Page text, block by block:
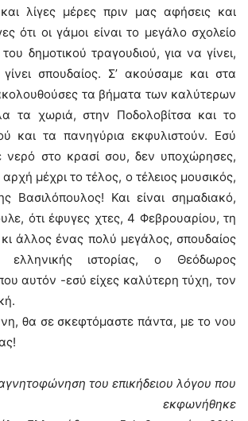
λίγες μέρες πριν μας αφήσεις και
ότι οι γάμοι είναι το μεγάλο σχολείο
δημοτικού τραγουδιού, για να γίνει,
σπουδαίος. Σ’ ακούσαμε και στα
τα βήματα των καλύτερων
τα χωριά, στην Ποδολοβίτσα και το
και τα πανηγύρια εκφυλιστούν. Εσύ
νερό στο κρασί σου, δεν υποχώρησες,
μέχρι το τέλος, ο τέλειος μουσικός,
Βασιλόπουλος! Και είναι σημαδιακό,
ότι έφυγες χτες, 4 Φεβρουαρίου, τη
άλλος ένας πολύ μεγάλος, σπουδαίος
ιστορίας, ο Θεόδωρος
αυτόν -εσύ είχες καλύτερη τύχη, τον
θα σε σκεφτόμαστε πάντα, με το νου
του επικήδειου λόγου που
εκφωνήθηκε